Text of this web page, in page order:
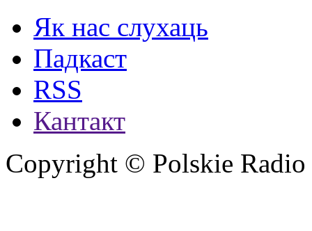
Як нас слухаць
Падкаст
RSS
Кантакт
Copyright © Polskie